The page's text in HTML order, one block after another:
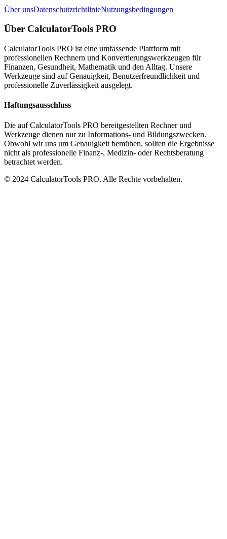
Über unsDatenschutzrichtlinieNutzungsbedingungen
Über CalculatorTools PRO
CalculatorTools PRO ist eine umfassende Plattform mit
professionellen Rechnern und Konvertierungswerkzeugen für
Finanzen, Gesundheit, Mathematik und den Alltag. Unsere
Werkzeuge sind auf Genauigkeit, Benutzerfreundlichkeit und
professionelle Zuverlässigkeit ausgelegt.
Haftungsausschluss
Die auf CalculatorTools PRO bereitgestellten Rechner und
Werkzeuge dienen nur zu Informations- und Bildungszwecken.
Obwohl wir uns um Genauigkeit bemühen, sollten die Ergebnisse
nicht als professionelle Finanz-, Medizin- oder Rechtsberatung
betrachtet werden.
© 2024 CalculatorTools PRO. Alle Rechte vorbehalten.